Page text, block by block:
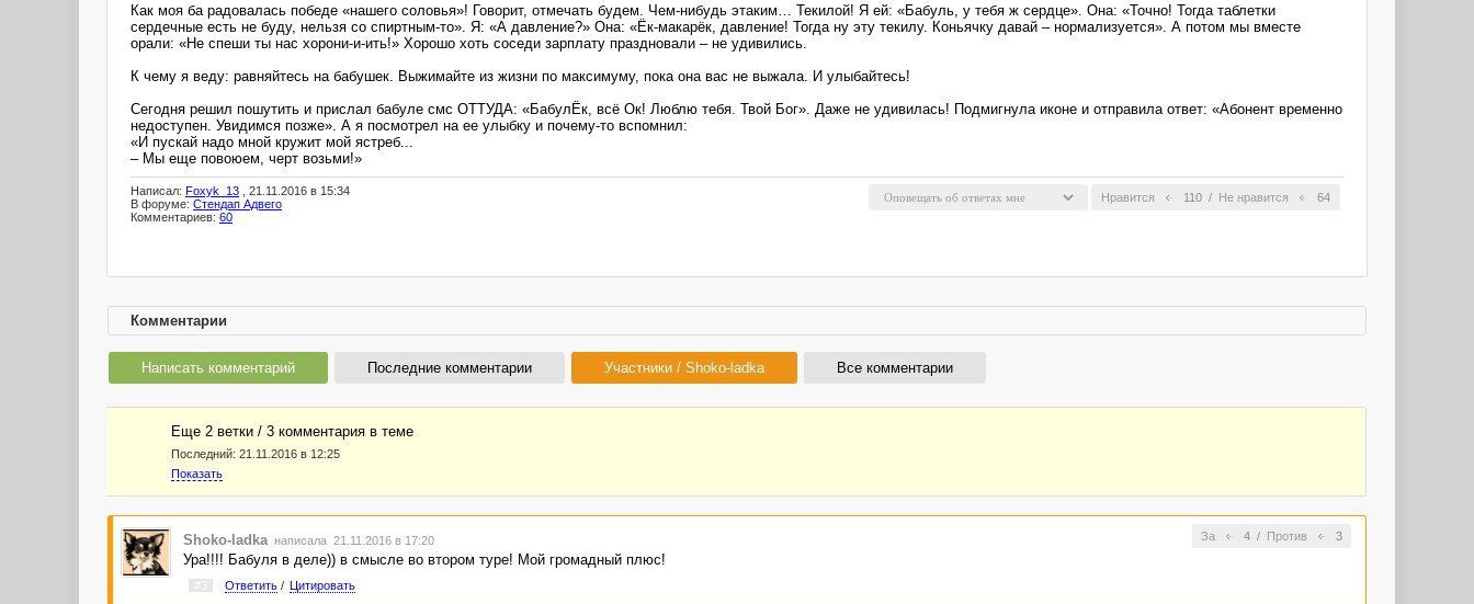
Как моя ба радовалась победе «нашего соловья»! Говорит, отмечать будем. Чем-нибудь этаким… Текилой! Я ей: «Бабуль, у тебя ж сердце». Она: «Точно! Тогда таблетки
сердечные есть не буду, нельзя со спиртным-то». Я: «А давление?» Она: «Ёк-макарёк, давление! Тогда ну эту текилу. Коньячку давай – нормализуется». А потом мы вместе
орали: «Не спеши ты нас хорони-и-ить!» Хорошо хоть соседи зарплату праздновали – не удивились.
К чему я веду: равняйтесь на бабушек. Выжимайте из жизни по максимуму, пока она вас не выжала. И улыбайтесь!
Сегодня решил пошутить и прислал бабуле смс ОТТУДА: «БабулЁк, всё Ок! Люблю тебя. Твой Бог». Даже не удивилась! Подмигнула иконе и отправила ответ: «Абонент временно
недоступен. Увидимся позже». А я посмотрел на ее улыбку и почему-то вспомнил:
«И пускай надо мной кружит мой ястреб...
– Мы еще повоюем, черт возьми!»
Нравится 110 / Не нравится 64
Написал: Foxyk_13 , 21.11.2016 в 15:34
В форуме: Стендап Адвего
Комментариев: 60
Комментарии
Написать комментарий Последние комментарии Участники / Shoko-ladka Все комментарии
Еще 2 ветки / 3 комментария в темe
Последний: 21.11.2016 в 12:25
Показать
За 4/ Против 3
Shoko-ladka написала 21.11.2016 в 17:20
Ура!!!! Бабуля в деле)) в смысле во втором туре! Мой громадный плюс!
#3 Ответить/ Цитировать